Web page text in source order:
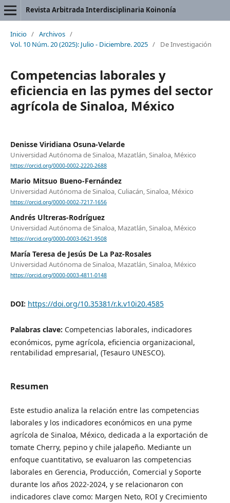
Revista Arbitrada Interdisciplinaria Koinonía
Inicio / Archivos /
Vol. 10 Núm. 20 (2025): Julio - Diciembre. 2025 / De Investigación
Competencias laborales y
eficiencia en las pymes del sector
agrícola de Sinaloa, México
Denisse Viridiana Osuna-Velarde
Universidad Autónoma de Sinaloa, Mazatlán, Sinaloa, México
https://orcid.org/0000-0002-2220-2688
Mario Mitsuo Bueno-Fernández
Universidad Autónoma de Sinaloa, Culiacán, Sinaloa, México
https://orcid.org/0000-0002-7217-1656
Andrés Ultreras-Rodríguez
Universidad Autónoma de Sinaloa, Mazatlán, Sinaloa, México
https://orcid.org/0000-0003-0621-9508
María Teresa de Jesús De La Paz-Rosales
Universidad Autónoma de Sinaloa, Mazatlán, Sinaloa, México
https://orcid.org/0000-0003-4811-0148
DOI: https://doi.org/10.35381/r.k.v10i20.4585
Palabras clave: Competencias laborales, indicadores
económicos, pyme agrícola, eficiencia organizacional,
rentabilidad empresarial, (Tesauro UNESCO).
Resumen
Este estudio analiza la relación entre las competencias
laborales y los indicadores económicos en una pyme
agrícola de Sinaloa, México, dedicada a la exportación de
tomate Cherry, pepino y chile jalapeño. Mediante un
enfoque cuantitativo, se evaluaron las competencias
laborales en Gerencia, Producción, Comercial y Soporte
durante los años 2022-2024, y se relacionaron con
indicadores clave como: Margen Neto, ROI y Crecimiento